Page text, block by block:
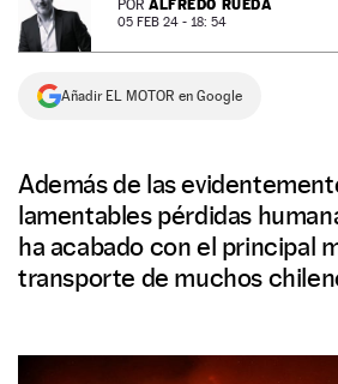
NEWSLETTER
SÍGUENOS
POR ALFREDO RUEDA
05 FEB 24 - 18: 54
Añadir EL MOTOR en Google
Además de las
lamentables pérdidas
ha acabado con el principal
transporte de muchos